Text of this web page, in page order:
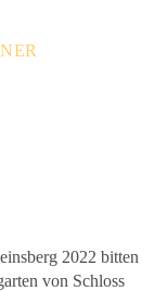
2022 bitten
von Schloss